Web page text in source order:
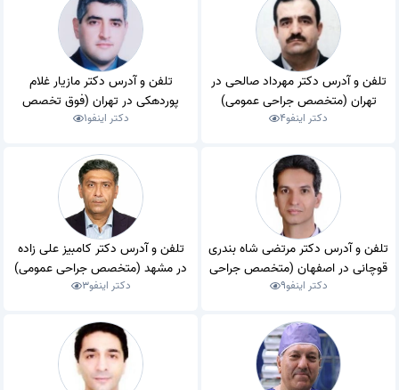
تلفن و آدرس دکتر مهرداد صالحی در
تهران (متخصص جراحی عمومی)
دکتر اینفو4
تلفن و آدرس دکتر مازیار غلام
پوردهکی در تهران (فوق تخصص
جراحی قلب و عروق)
دکتر اینفو1
تلفن و آدرس دکتر مرتضی شاه بندری
قوچانی در اصفهان (متخصص جراحی
عمومی)
دکتر اینفو9
تلفن و آدرس دکتر کامبیز علی زاده
در مشهد (متخصص جراحی عمومی)
دکتر اینفو3